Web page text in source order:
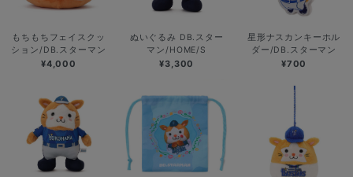
もちもちフェイスクッ
ション/DB.スターマン
¥4,000
ぬいぐるみ DB.スター
マン/HOME/S
¥3,300
星形ナスカンキーホル
ダー/DB.スターマン
¥700